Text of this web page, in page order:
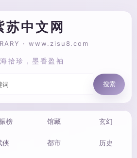
苏中文网
· www.zisu8.com
拾珍，墨香盈袖
搜索
榜 馆藏 玄幻
侠 都市 历史